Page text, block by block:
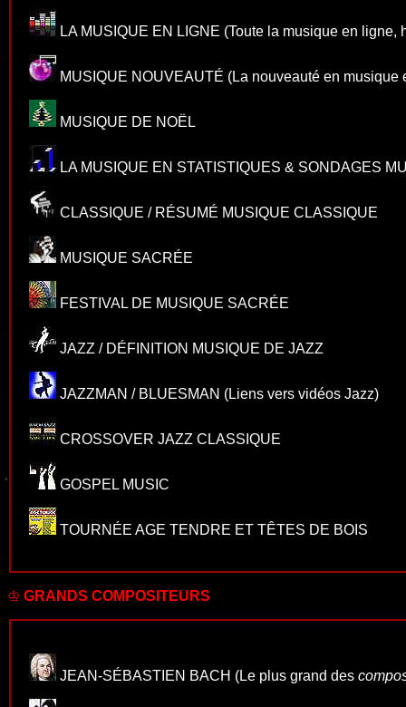
LA MUSIQUE EN LIGNE (Toute la musique en ligne,
MUSIQUE NOUVEAUTÉ (La nouveauté en musique
MUSIQUE DE NOËL
LA MUSIQUE EN STATISTIQUES & SONDAGES
CLASSIQUE / RÉSUMÉ MUSIQUE CLASSIQUE
MUSIQUE SACRÉE
FESTIVAL DE MUSIQUE SACRÉE
JAZZ / DÉFINITION MUSIQUE DE JAZZ
JAZZMAN / BLUESMAN (Liens vers vidéos Jazz)
CROSSOVER JAZZ CLASSIQUE
GOSPEL MUSIC
TOURNÉE AGE TENDRE ET TÊTES DE BOIS
♔ GRANDS COMPOSITEURS
JEAN-SÉBASTIEN BACH (Le plus grand des